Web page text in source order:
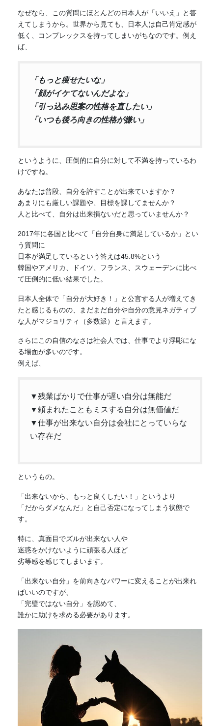
なぜなら、この質問にほとんどの日本人が「いいえ」と答
えてしまうから。世界から見ても、日本人は自己肯定感が
低く、コンプレックスを持ってしまいがちなのです。例え
ば、
「もっと痩せたいな」
「顔がイケてないんだよな」
「引っ込み思案の性格を直したい」
「いつも後ろ向きの性格が嫌い」
というように、圧倒的に自分に対して不満を持っているわ
けですね。
あなたは普段、自分を許すことが出来ていますか？
あまりにも厳しい課題や、目標を課してませんか？
人と比べて、自分は出来損ないだと思っていませんか？
2017年に各国と比べて「自分自身に満足しているか」とい
う質問に
日本が満足しているという答えは45.8%という
韓国やアメリカ、ドイツ、フランス、スウェーデンに比べ
て圧倒的に低い結果でした。
日本人全体で「自分が大好き！」と公言する人が増えてき
たと感じるものの、まだまだ自分や自分の意見ネガティブ
な人がマジョリティ（多数派）と言えます。
さらにこの自信のなさは社会人では、仕事でより浮彫にな
る場面が多いのです。
例えば、
▼残業ばかりで仕事が遅い自分は無能だ
▼頼まれたこともミスする自分は無価値だ
▼仕事が出来ない自分は会社にとっていらな
い存在だ
というもの。
「出来ないから、もっと良くしたい！」というより
「だからダメなんだ」と自己否定になってしまう状態で
す。
特に、真面目でズルが出来ない人や
迷惑をかけないように頑張る人ほど
劣等感を感じてしまいます。
「出来ない自分」を前向きなパワーに変えることが出来れ
ばいいのですが、
「完璧ではない自分」を認めて、
誰かに助けを求める必要があります。